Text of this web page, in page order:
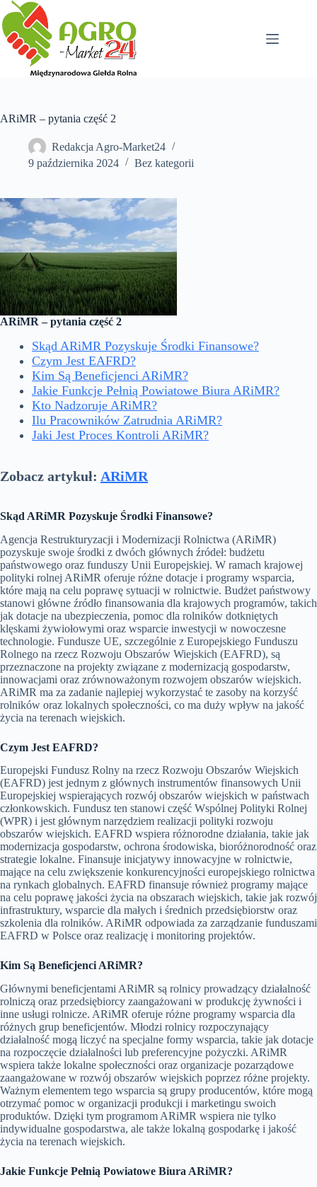
Przejdź
do
treści
ARiMR – pytania część 2
Redakcja Agro-Market24
9 października 2024
Bez kategorii
ARiMR – pytania część 2
Skąd ARiMR Pozyskuje Środki Finansowe?
Czym Jest EAFRD?
Kim Są Beneficjenci ARiMR?
Jakie Funkcje Pełnią Powiatowe Biura ARiMR?
Kto Nadzoruje ARiMR?
Ilu Pracowników Zatrudnia ARiMR?
Jaki Jest Proces Kontroli ARiMR?
Zobacz artykuł: ARiMR
Skąd ARiMR Pozyskuje Środki Finansowe?
Agencja Restrukturyzacji i Modernizacji Rolnictwa (ARiMR)
pozyskuje swoje środki z dwóch głównych źródeł: budżetu
państwowego oraz funduszy Unii Europejskiej. W ramach krajowej
polityki rolnej ARiMR oferuje różne dotacje i programy wsparcia,
które mają na celu poprawę sytuacji w rolnictwie. Budżet państwowy
stanowi główne źródło finansowania dla krajowych programów, takich
jak dotacje na ubezpieczenia, pomoc dla rolników dotkniętych
klęskami żywiołowymi oraz wsparcie inwestycji w nowoczesne
technologie. Fundusze UE, szczególnie z Europejskiego Funduszu
Rolnego na rzecz Rozwoju Obszarów Wiejskich (EAFRD), są
przeznaczone na projekty związane z modernizacją gospodarstw,
innowacjami oraz zrównoważonym rozwojem obszarów wiejskich.
ARiMR ma za zadanie najlepiej wykorzystać te zasoby na korzyść
rolników oraz lokalnych społeczności, co ma duży wpływ na jakość
życia na terenach wiejskich.
Czym Jest EAFRD?
Europejski Fundusz Rolny na rzecz Rozwoju Obszarów Wiejskich
(EAFRD) jest jednym z głównych instrumentów finansowych Unii
Europejskiej wspierających rozwój obszarów wiejskich w państwach
członkowskich. Fundusz ten stanowi część Wspólnej Polityki Rolnej
(WPR) i jest głównym narzędziem realizacji polityki rozwoju
obszarów wiejskich. EAFRD wspiera różnorodne działania, takie jak
modernizacja gospodarstw, ochrona środowiska, bioróżnorodność oraz
strategie lokalne. Finansuje inicjatywy innowacyjne w rolnictwie,
mające na celu zwiększenie konkurencyjności europejskiego rolnictwa
na rynkach globalnych. EAFRD finansuje również programy mające
na celu poprawę jakości życia na obszarach wiejskich, takie jak rozwój
infrastruktury, wsparcie dla małych i średnich przedsiębiorstw oraz
szkolenia dla rolników. ARiMR odpowiada za zarządzanie funduszami
EAFRD w Polsce oraz realizację i monitoring projektów.
Kim Są Beneficjenci ARiMR?
Głównymi beneficjentami ARiMR są rolnicy prowadzący działalność
rolniczą oraz przedsiębiorcy zaangażowani w produkcję żywności i
inne usługi rolnicze. ARiMR oferuje różne programy wsparcia dla
różnych grup beneficjentów. Młodzi rolnicy rozpoczynający
działalność mogą liczyć na specjalne formy wsparcia, takie jak dotacje
na rozpoczęcie działalności lub preferencyjne pożyczki. ARiMR
wspiera także lokalne społeczności oraz organizacje pozarządowe
zaangażowane w rozwój obszarów wiejskich poprzez różne projekty.
Ważnym elementem tego wsparcia są grupy producentów, które mogą
otrzymać pomoc w organizacji produkcji i marketingu swoich
produktów. Dzięki tym programom ARiMR wspiera nie tylko
indywidualne gospodarstwa, ale także lokalną gospodarkę i jakość
życia na terenach wiejskich.
Jakie Funkcje Pełnią Powiatowe Biura ARiMR?